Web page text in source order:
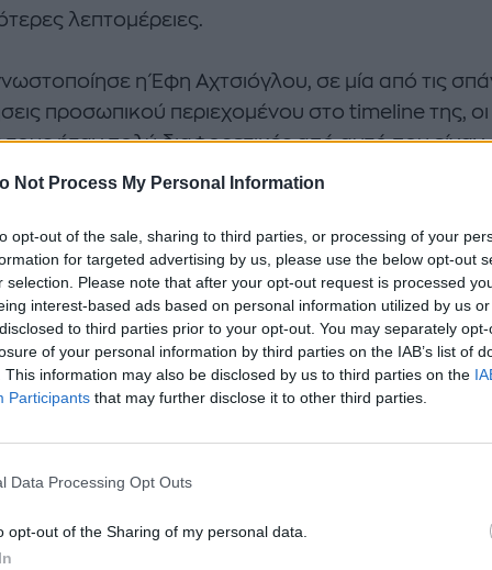
Not Process My Personal Information
opt-out of the sale, sharing to third parties, or processing of your
for targeted advertising by us, please use the below opt-out
selection. Please note that after your opt-out request is processed
interest-based ads based on personal information utilized by us
to third parties prior to your opt-out. You may separately
of your personal information by third parties on the IAB’s list of
This information may also be disclosed by us to third parties on the
Participants that may further disclose it to other third parties.
Data Processing Opt Outs
opt-out of the Sharing of my personal data.
λεπτομέρειες.
η Έφη Αχτσιόγλου, σε μία από τις
προσωπικού περιεχομένου στο timeline της, oι
τους ήταν πολύ διαφορετικές από αυτό που είχαν
καθώς, όπως προέκυψε, χρειάστηκε να κάνουν
της Νέας Αριστεράς δημοσίευσε μία
φαίνεται να περπατά στον δρόμο κρατώντας
της.
μας Χριστούγεννα δεν ήταν όπως τα
(από ατυχία, όχι από επιλογή). Τέλος καλό,
έγραψε στην ανάρτησή της με μια νότα
p/DESC2ZVtS5p/